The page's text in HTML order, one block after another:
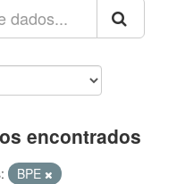
encontrados
BPE